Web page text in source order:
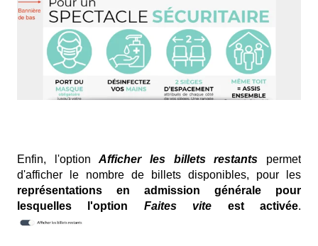
Enfin, l'optionAfficher les billets restants permet
d'afficher le nombre de billets disponibles, pour les
représentations en admission générale pour
lesquelles l'option Faites vite est activée.